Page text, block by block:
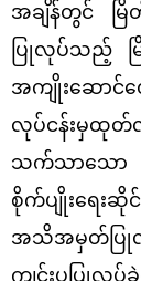
အချိန်တွင် မြိ
ပြုလုပ်သည့် မ
အကျိုးဆောင်တ
လုပ်ငန်းမှထုတ်
သက်သာသော စ
စိုက်ပျိုးရေး
အသိအမှတ်ပြုလ
ကျင်းပပြုလု